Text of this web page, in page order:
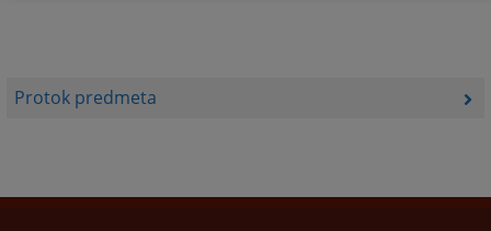
Protok predmeta